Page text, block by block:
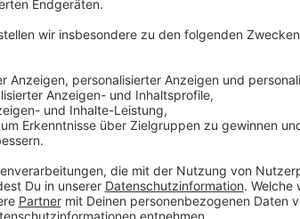
etwas in ihrem Körper. Dafür fehlt
plötzlich zur Massenveranstaltung. Bei Lisa
Comedienne, Moderatorin und
Kollegen bekommen was ab: Ralf
Spielern gestoppt. Und Verona Pooth
ist „stöhnsauber“! Gast in dieser Podcast-Folge: Lisa Feller
Schickt gerne eine E-Mail